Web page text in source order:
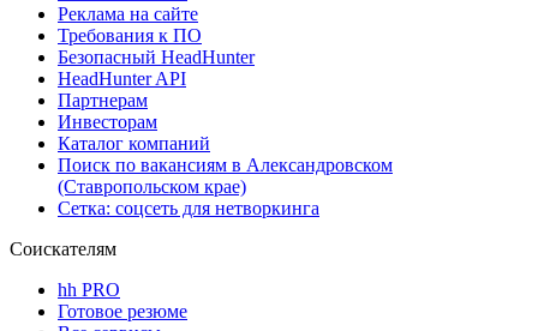
Реклама на сайте
Требования к ПО
Безопасный HeadHunter
HeadHunter API
Партнерам
Инвесторам
Каталог компаний
Поиск по вакансиям в Александровском
(Ставропольском крае)
Сетка: соцсеть для нетворкинга
Соискателям
hh PRO
Готовое резюме